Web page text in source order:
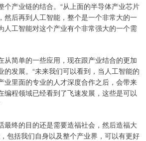
产业链的结合。“从上面的半导体产业芯片
然后再到人工智能，整个是一个非常大的一
人工智能对这个产业有个非常强大的一个需
简单的一些应用，现在跟产业结合的更加
的发展。“未来我们可以看到，当人工智能的
业里面的专业的人才深度合作之后，会带来
编程领域已经看到了飞速发展，这些是可以
终的目的还是需要造福社会，然后造福大
包括我们自身以及整个产业界，可以有更好